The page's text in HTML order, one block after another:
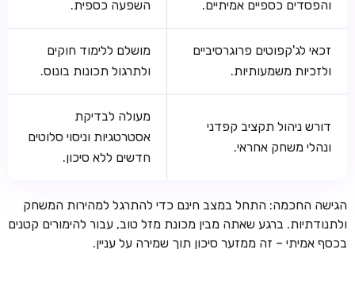
והפסדים כספיים אמיתיים.
השפעה כספית.
זכאי לג'קפוטים פרוגרסיביים
ולזכיות משמעותיות.
מושלם ללימוד חוקים
ולתרגול תכונות בונוס.
דורש ניהול תקציב קפדני
ונהלי משחק אחראי.
מעולה לבדיקת
אסטרטגיות וניסוי סלוטים
חדשים ללא סיכון.
הגישה החכמה: התחל במצב חינם כדי להתרגל למהירות המשחק
ולתנודתיות. ברגע שאתה מבין מכונת מזל טוב, עבור להימורים קטנים
בכסף אמיתי – זה ממזער סיכון תוך שמירה על עניין.